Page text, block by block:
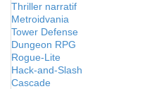
Thriller narratif
Metroidvania
Tower Defense
Dungeon RPG
Rogue-Lite
Hack-and-Slash
Cascade